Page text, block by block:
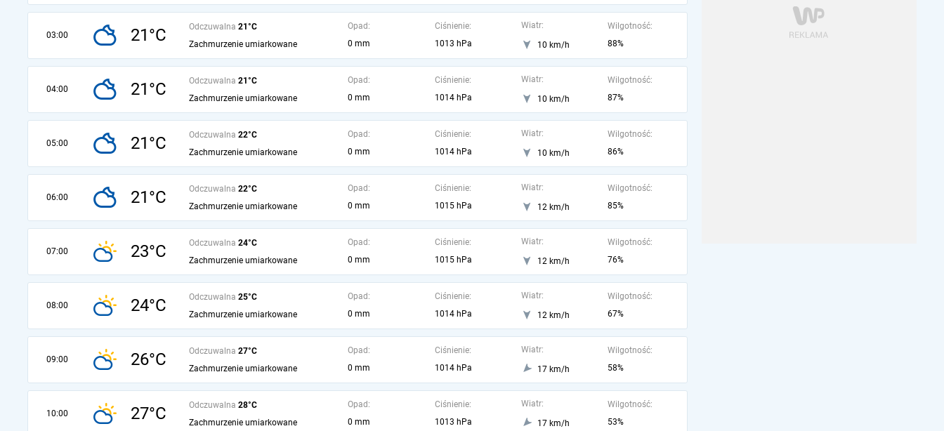
03:00 21°C Odczuwalna 21°C
Zachmurzenie umiarkowane
Opad:
0 mm
Ciśnienie:
1013 hPa
Wiatr:
10 km/h
Wilgotność:
88%
04:00 21°C Odczuwalna 21°C
Zachmurzenie umiarkowane
Opad:
0 mm
Ciśnienie:
1014 hPa
Wiatr:
10 km/h
Wilgotność:
87%
05:00 21°C Odczuwalna 22°C
Zachmurzenie umiarkowane
Opad:
0 mm
Ciśnienie:
1014 hPa
Wiatr:
10 km/h
Wilgotność:
86%
06:00 21°C Odczuwalna 22°C
Zachmurzenie umiarkowane
Opad:
0 mm
Ciśnienie:
1015 hPa
Wiatr:
12 km/h
Wilgotność:
85%
07:00 23°C Odczuwalna 24°C
Zachmurzenie umiarkowane
Opad:
0 mm
Ciśnienie:
1015 hPa
Wiatr:
12 km/h
Wilgotność:
76%
08:00 24°C Odczuwalna 25°C
Zachmurzenie umiarkowane
Opad:
0 mm
Ciśnienie:
1014 hPa
Wiatr:
12 km/h
Wilgotność:
67%
09:00 26°C Odczuwalna 27°C
Zachmurzenie umiarkowane
Opad:
0 mm
Ciśnienie:
1014 hPa
Wiatr:
17 km/h
Wilgotność:
58%
10:00 27°C Odczuwalna 28°C
Zachmurzenie umiarkowane
Opad:
0 mm
Ciśnienie:
1013 hPa
Wiatr:
17 km/h
Wilgotność:
53%